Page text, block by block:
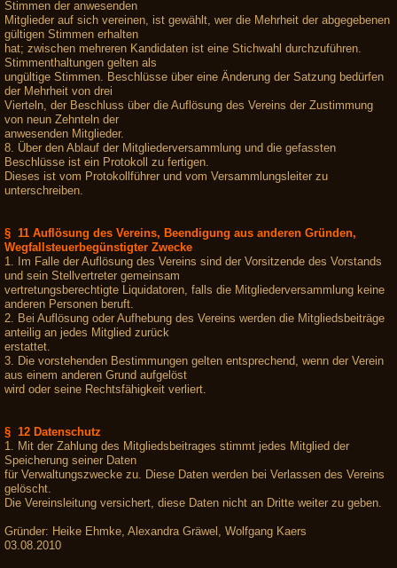
Stimmen der anwesenden
Mitglieder auf sich vereinen, ist gewählt, wer die Mehrheit der abgegebenen
gültigen Stimmen erhalten
hat; zwischen mehreren Kandidaten ist eine Stichwahl durchzuführen.
Stimmenthaltungen gelten als
ungültige Stimmen. Beschlüsse über eine Änderung der Satzung bedürfen
der Mehrheit von drei
Vierteln, der Beschluss über die Auflösung des Vereins der Zustimmung
von neun Zehnteln der
anwesenden Mitglieder.
8. Über den Ablauf der Mitgliederversammlung und die gefassten
Beschlüsse ist ein Protokoll zu fertigen.
Dieses ist vom Protokollführer und vom Versammlungsleiter zu
unterschreiben.
§ 11 Auflösung des Vereins, Beendigung aus anderen Gründen,
Wegfallsteuerbegünstigter Zwecke
1. Im Falle der Auflösung des Vereins sind der Vorsitzende des Vorstands
und sein Stellvertreter gemeinsam
vertretungsberechtigte Liquidatoren, falls die Mitgliederversammlung keine
anderen Personen beruft.
2. Bei Auflösung oder Aufhebung des Vereins werden die Mitgliedsbeiträge
anteilig an jedes Mitglied zurück
erstattet.
3. Die vorstehenden Bestimmungen gelten entsprechend, wenn der Verein
aus einem anderen Grund aufgelöst
wird oder seine Rechtsfähigkeit verliert.
§ 12 Datenschutz
1. Mit der Zahlung des Mitgliedsbeitrages stimmt jedes Mitglied der
Speicherung seiner Daten
für Verwaltungszwecke zu. Diese Daten werden bei Verlassen des Vereins
gelöscht.
Die Vereinsleitung versichert, diese Daten nicht an Dritte weiter zu geben.
Gründer: Heike Ehmke, Alexandra Gräwel, Wolfgang Kaers
03.08.2010